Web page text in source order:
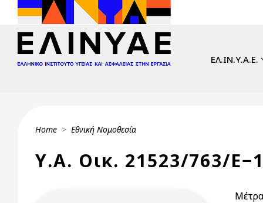
Skip to main content
ΕΛ.ΙΝ.Υ.Α.Ε.
Breadcrumb
Home Εθνική Νομοθεσία
Υ.Α. Oικ. 21523/763/